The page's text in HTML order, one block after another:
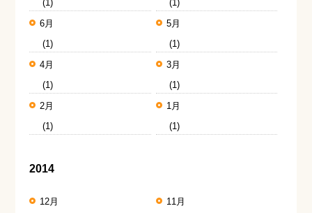
(1)
(1)
6月
(1)
5月
(1)
4月
(1)
3月
(1)
2月
(1)
1月
(1)
2014
12月 11月